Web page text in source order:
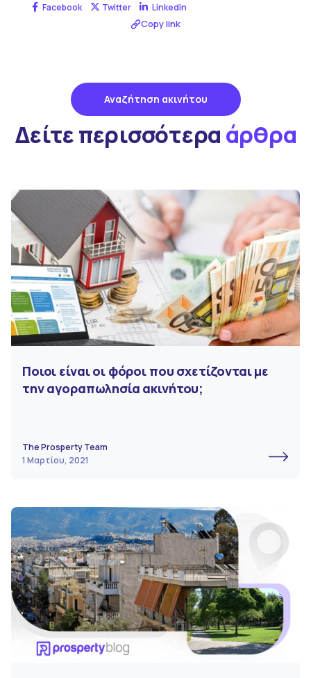
Facebook Twitter Linkedin
Copy link
Αναζήτηση ακινήτου
Δείτε περισσότερα άρθρα
Ποιοι είναι οι φόροι που σχετίζονται με
την αγοραπωλησία ακινήτου;
The Prosperty Team
1 Μαρτίου, 2021